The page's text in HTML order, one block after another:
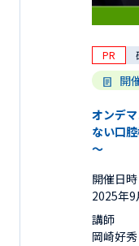
PR
開
オンデ
ない口
～
開催日時
2025年
講師
岡崎好秀